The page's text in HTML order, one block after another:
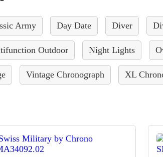
Army Day Date Diver
Outdoor Night Lights
Vintage Chronograph XL